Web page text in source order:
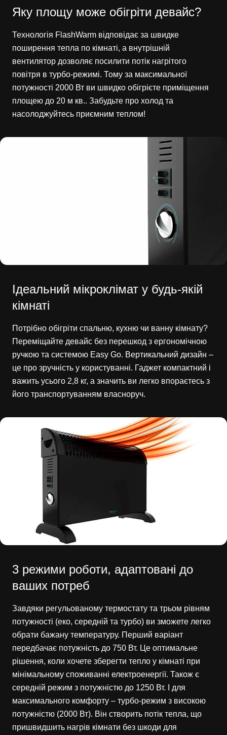
Яку площу може обігріти девайс?
Технологія FlashWarm відповідає за швидке
поширення тепла по кімнаті, а внутрішній
вентилятор дозволяє посилити потік нагрітого
повітря в турбо-режимі. Тому за максимальної
потужності 2000 Вт ви швидко обігрієте приміщення
площею до 20 м кв.. Забудьте про холод та
насолоджуйтесь приємним теплом!
Ідеальний мікроклімат у будь-якій
кімнаті
Потрібно обігріти спальню, кухню чи ванну кімнату?
Переміщайте девайс без перешкод з ергономічною
ручкою та системою Easy Go. Вертикальний дизайн –
це про зручність у користуванні. Гаджет компактний і
важить усього 2,8 кг, а значить ви легко впораєтесь з
його транспортуванням власноруч.
3 режими роботи, адаптовані до
ваших потреб
Завдяки регульованому термостату та трьом рівням
потужності (еко, середній та турбо) ви зможете легко
обрати бажану температуру. Перший варіант
передбачає потужність до 750 Вт. Це оптимальне
рішення, коли хочете зберегти тепло у кімнаті при
мінімальному споживанні електроенергії. Також є
середній режим з потужністю до 1250 Вт. І для
максимального комфорту – турбо-режим з високою
потужністю (2000 Вт). Він створить потік тепла, що
пришвидшить нагрів кімнати без шкоди для